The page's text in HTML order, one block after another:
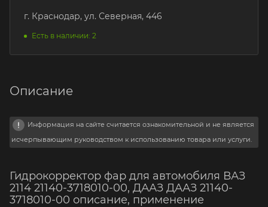
г. Краснодар, ул. Северная, 446
Есть в наличии: 2
Описание
Информация на сайте считается ознакомительной и не является
исчерпывающим руководством к использованию товара или услуги.
Гидрокорректор фар для автомобиля ВАЗ
2114 21140-3718010-00, ДААЗ ДААЗ 21140-
3718010-00 описание, применение